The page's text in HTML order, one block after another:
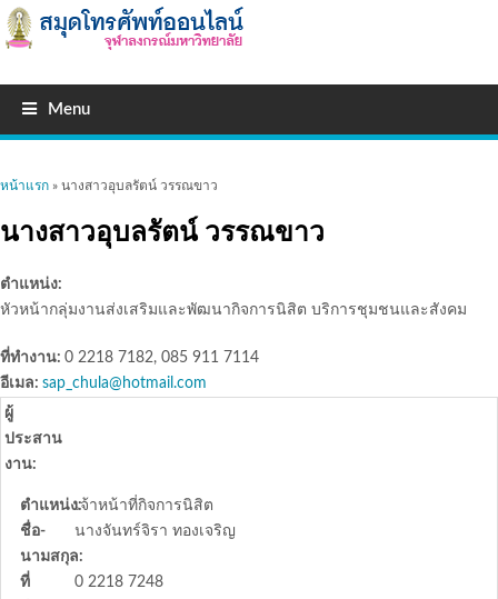
Menu
คุณอยู่ที่นี่
หน้าแรก » นางสาวอุบลรัตน์ วรรณขาว
นางสาวอุบลรัตน์ วรรณขาว
ตำแหน่ง:
หัวหน้ากลุ่มงานส่งเสริมและพัฒนากิจการนิสิต บริการชุมชนและสังคม
ที่ทำงาน: 0 2218 7182, 085 911 7114
อีเมล: sap_chula@hotmail.com
ผู้
ประสาน
งาน:
ตำแหน่ง:เจ้าหน้าที่กิจการนิสิต
ชื่อ-
นามสกุล:
นางจันทร์จิรา ทองเจริญ
ที่
0 2218 7248